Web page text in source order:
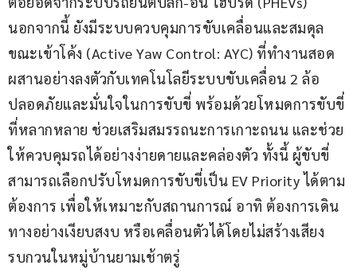
นอกจากนี้ ยังมีระบบควบคุมการขับเคลื่อนและสมดุล
ขณะเข้าโค้ง (Active Yaw Control: AYC) ที่ทำงานสอด
ผสานอย่างลงตัวกับเทคโนโลยีระบบขับเคลื่อน 2 ล้อ
ปลอดภัยและมั่นใจในการขับขี่ พร้อมด้วยโหมดการขับขี่
ที่หลากหลาย ช่วยเสริมสมรรถนะการเกาะถนน และช่วย
ให้ควบคุมรถได้อย่างง่ายดายและคล่องตัว ทั้งนี้ ผู้ขับขี่
สามารถเลือกปรับโหมดการขับขี่เป็น EV Priority ได้ตาม
ต้องการ เพื่อให้เหมาะกับสถานการณ์ อาทิ ต้องการเดิน
ทางอย่างเงียบสงบ หรือเคลื่อนตัวได้โดยไม่สร้างเสียง
รบกวนในหมู่บ้านยามเช้าตรู่